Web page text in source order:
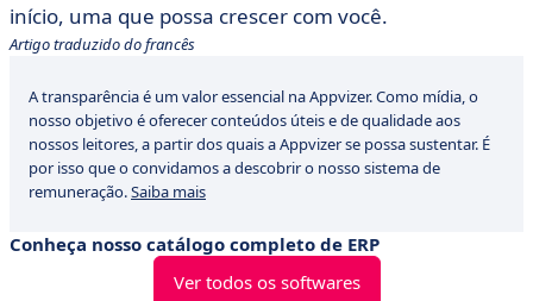
início, uma que possa crescer com você.
Artigo traduzido do francês
A transparência é um valor essencial na Appvizer. Como mídia, o
nosso objetivo é oferecer conteúdos úteis e de qualidade aos
nossos leitores, a partir dos quais a Appvizer se possa sustentar. É
por isso que o convidamos a descobrir o nosso sistema de
remuneração.Saiba mais
Conheça nosso catálogo completo de ERP
Ver todos os softwares